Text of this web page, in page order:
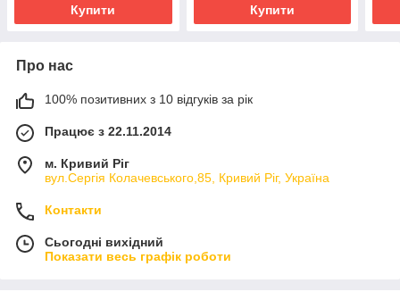
Купити Купити
Про нас
100% позитивних з 10 відгуків за рік
Працює з 22.11.2014
м. Кривий Ріг
вул.Сергія Колачевського,85, Кривий Ріг, Україна
Контакти
Сьогодні вихідний
Показати весь графік роботи